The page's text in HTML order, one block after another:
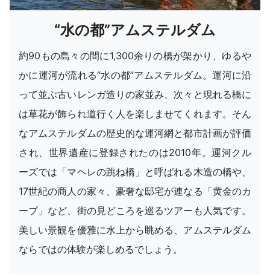
“水の都”アムステルダム
約90もの島々の間に1,300余りの橋が架かり、ゆるや
かに運河が流れる“水の都”アムステルダム。運河に沿
って並ぶ古いレンガ造りの家並み、次々と現れる橋に
は草花が飾られ道行く人を楽しませてくれます。そん
なアムステルダムの歴史的な運河網と都市計画が評価
され、世界遺産に登録されたのは2010年。運河クル
ーズでは「マヘレの跳ね橋」と呼ばれる木造の橋や、
17世紀の商人の家々、豪奢な邸宅が連なる「黄金のカ
ーブ」など、街の見どころを巡るツアーも人気です。
美しい景観を優雅に水上から眺める、アムステルダム
ならではの体験が楽しめるでしょう。